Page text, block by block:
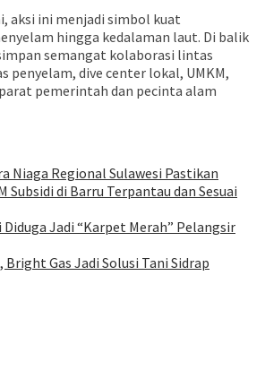
aksi ini menjadi simbol kuat
hingga kedalaman laut. Di balik
semangat kolaborasi lintas
penyelam, dive center lokal, UMKM,
pemerintah dan pecinta alam
Niaga Regional Sulawesi Pastikan
Subsidi di Barru Terpantau dan Sesuai
Diduga Jadi “Karpet Merah” Pelangsir
Bright Gas Jadi Solusi Tani Sidrap